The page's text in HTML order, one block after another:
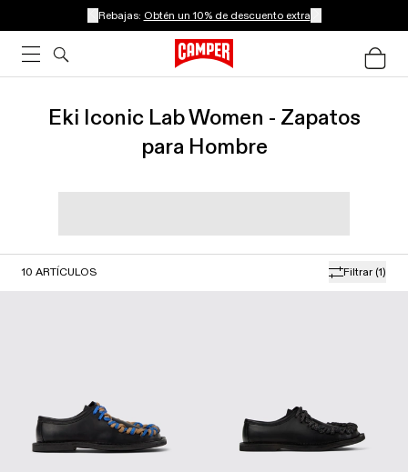
Rebajas: Obtén un 10% de descuento extra
Eki Iconic Lab Women - Zapatos
para Hombre
Filtrar (1)
10 ARTÍCULOS